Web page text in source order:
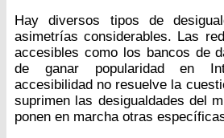
Hay diversos tipos de
asimetrías considerables. Las
accesibles como los bancos de
de ganar popularidad en
accesibilidad no resuelve la
suprimen las desigualdades del
ponen en marcha otras